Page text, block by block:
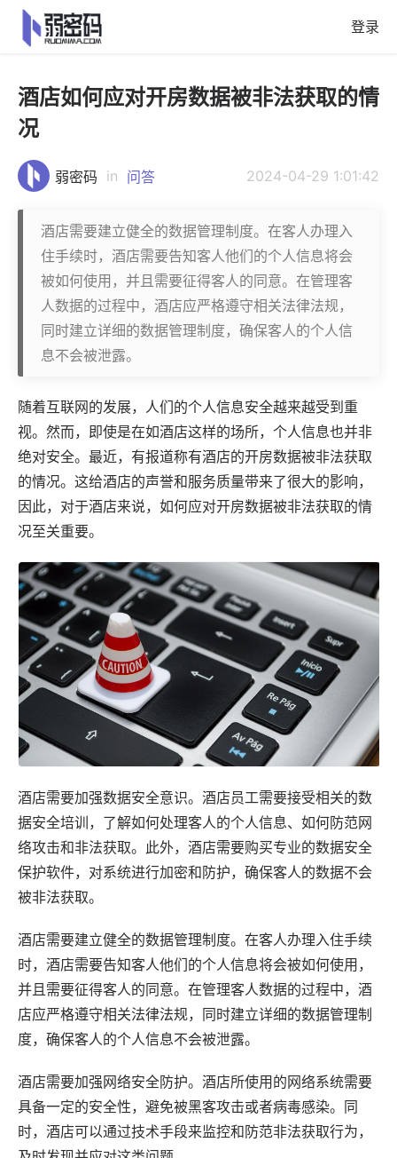
登录
酒店如何应对开房数据被非法获取的情
况
弱密码 in 问答 2024-04-29 1:01:42
酒店需要建立健全的数据管理制度。在客人办理入
住手续时，酒店需要告知客人他们的个人信息将会
被如何使用，并且需要征得客人的同意。在管理客
人数据的过程中，酒店应严格遵守相关法律法规，
同时建立详细的数据管理制度，确保客人的个人信
息不会被泄露。
随着互联网的发展，人们的个人信息安全越来越受到重
视。然而，即使是在如酒店这样的场所，个人信息也并非
绝对安全。最近，有报道称有酒店的开房数据被非法获取
的情况。这给酒店的声誉和服务质量带来了很大的影响，
因此，对于酒店来说，如何应对开房数据被非法获取的情
况至关重要。
酒店需要加强数据安全意识。酒店员工需要接受相关的数
据安全培训，了解如何处理客人的个人信息、如何防范网
络攻击和非法获取。此外，酒店需要购买专业的数据安全
保护软件，对系统进行加密和防护，确保客人的数据不会
被非法获取。
酒店需要建立健全的数据管理制度。在客人办理入住手续
时，酒店需要告知客人他们的个人信息将会被如何使用，
并且需要征得客人的同意。在管理客人数据的过程中，酒
店应严格遵守相关法律法规，同时建立详细的数据管理制
度，确保客人的个人信息不会被泄露。
酒店需要加强网络安全防护。酒店所使用的网络系统需要
具备一定的安全性，避免被黑客攻击或者病毒感染。同
时，酒店可以通过技术手段来监控和防范非法获取行为，